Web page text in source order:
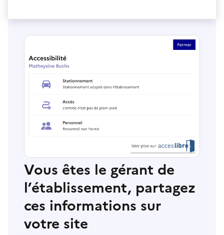
Vous êtes le gérant de
l’établissement, partagez
ces informations sur
votre site